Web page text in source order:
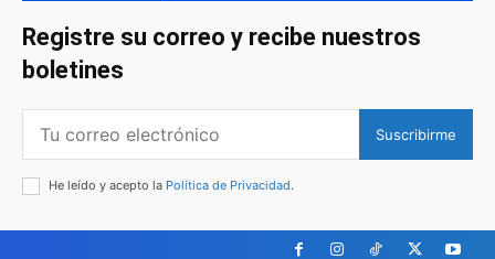
Registre su correo y recibe nuestros
boletines
Suscribirme
He leído y acepto la Política de Privacidad.